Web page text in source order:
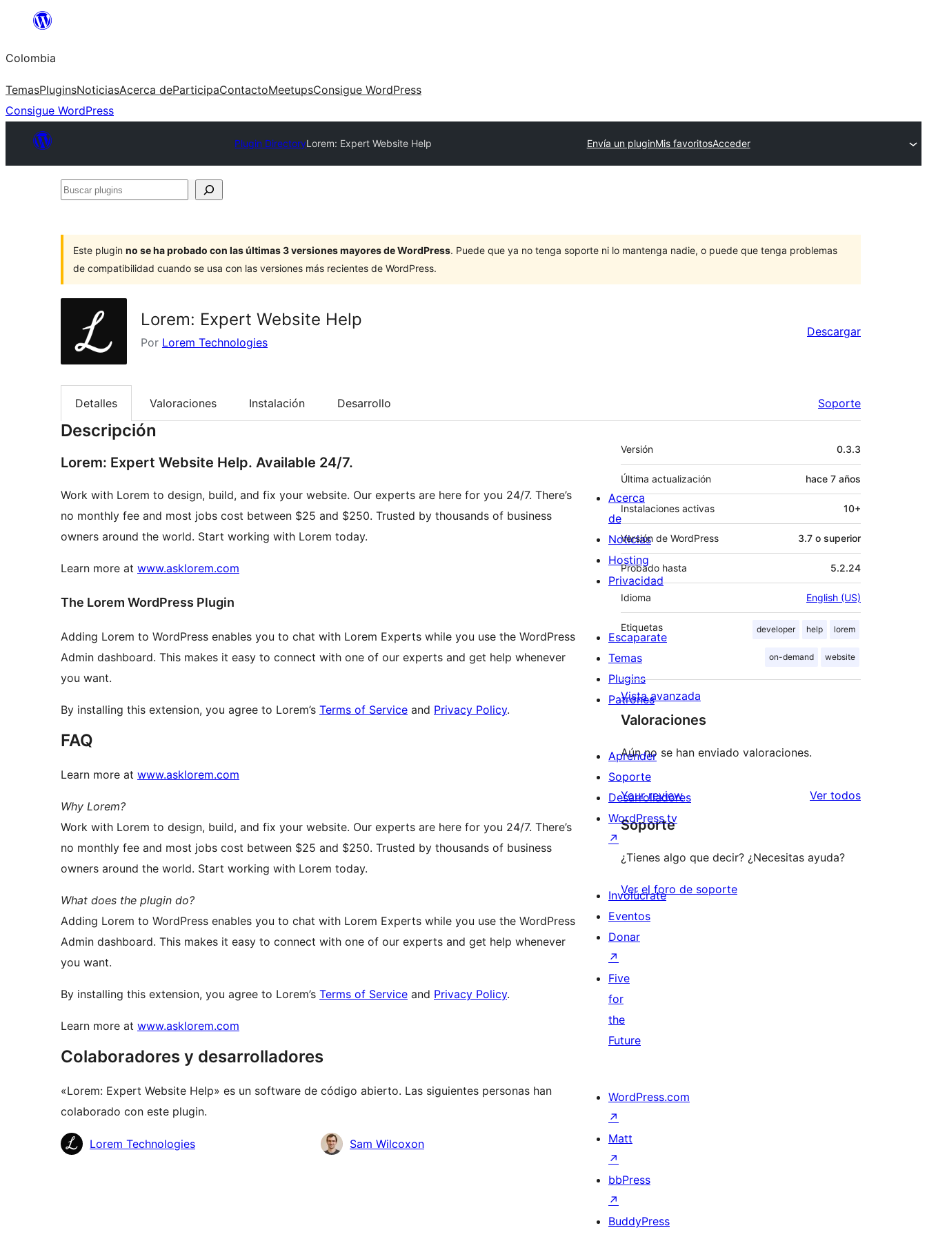
Saltar
contenido
Colombia
TemasPluginsNoticiasAcerca deParticipaContactoMeetupsConsigue WordPress
Consigue WordPress
Plugin DirectoryLorem: Expert Website Help Envía un pluginMis favoritosAcceder
Buscar
Este plugin no se ha probado con las últimas 3 versiones mayores de WordPress. Puede que ya no tenga soporte ni lo mantenga nadie, o puede que tenga problemas
de compatibilidad cuando se usa con las versiones más recientes de WordPress.
Lorem: Expert Website Help
Por Lorem Technologies
Descargar
Detalles Valoraciones Instalación Desarrollo Soporte
Descripción
Lorem: Expert Website Help. Available 24/7.
Work with Lorem to design, build, and fix your website. Our experts are here for you 24/7. There’s
no monthly fee and most jobs cost between $25 and $250. Trusted by thousands of business
owners around the world. Start working with Lorem today.
Learn more at www.asklorem.com
The Lorem WordPress Plugin
Adding Lorem to WordPress enables you to chat with Lorem Experts while you use the WordPress
Admin dashboard. This makes it easy to connect with one of our experts and get help whenever
you want.
By installing this extension, you agree to Lorem’s Terms of Service and Privacy Policy.
FAQ
Learn more at www.asklorem.com
Why Lorem?
Work with Lorem to design, build, and fix your website. Our experts are here for you 24/7. There’s
no monthly fee and most jobs cost between $25 and $250. Trusted by thousands of business
owners around the world. Start working with Lorem today.
What does the plugin do?
Adding Lorem to WordPress enables you to chat with Lorem Experts while you use the WordPress
Admin dashboard. This makes it easy to connect with one of our experts and get help whenever
you want.
By installing this extension, you agree to Lorem’s Terms of Service and Privacy Policy.
Learn more at www.asklorem.com
Colaboradores y desarrolladores
«Lorem: Expert Website Help» es un software de código abierto. Las siguientes personas han
colaborado con este plugin.
Colaboradores
Lorem Technologies Sam Wilcoxon
Meta
Versión 0.3.3
Última actualización hace 7 años
Instalaciones activas 10+
Versión de WordPress 3.7 o superior
Probado hasta 5.2.24
Idioma English (US)
Etiquetas developer help lorem
on-demand website
Vista avanzada
Valoraciones
Aún no se han enviado valoraciones.
Your review Ver todoslos
Soporte
¿Tienes algo que decir? ¿Necesitas ayuda?
Ver el foro de soporte
Acerca
de
Noticias
Hosting
Privacidad
Escaparate
Temas
Plugins
Patrones
Aprender
Soporte
Desarrolladores
WordPress.tv
↗
Involúcrate
Eventos
Donar
↗
Five
for
the
Future
WordPress.com
↗
Matt
↗
bbPress
↗
BuddyPress